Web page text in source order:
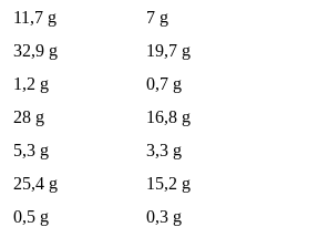
11,7 g
7 g
32,9 g
19,7 g
1,2 g
0,7 g
28 g
16,8 g
5,3 g
3,3 g
25,4 g
15,2 g
0,5 g 0,3 g